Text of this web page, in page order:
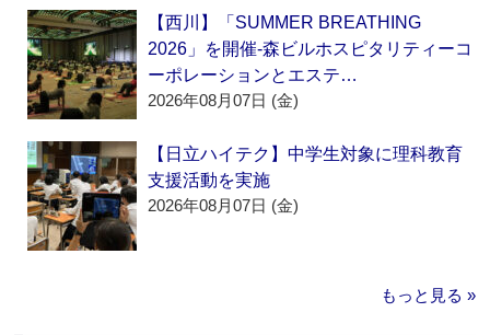
【西川】「SUMMER BREATHING
2026」を開催‐森ビルホスピタリティーコ
ーポレーションとエステ…
2026年08月07日 (金)
【日立ハイテク】中学生対象に理科教育
支援活動を実施
2026年08月07日 (金)
もっと見る »